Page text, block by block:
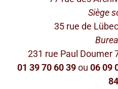
Siège
35 rue de
231 rue Paul Doumer
01 39 70 60 39ou 06 09
84